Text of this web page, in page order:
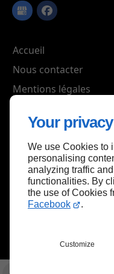
Your
We use Cookies to
personalising
analyzing traffic
functionalities. By
the use of Cookies
Facebook
.
Customize
Accueil
Nous contacter
Mentions légales